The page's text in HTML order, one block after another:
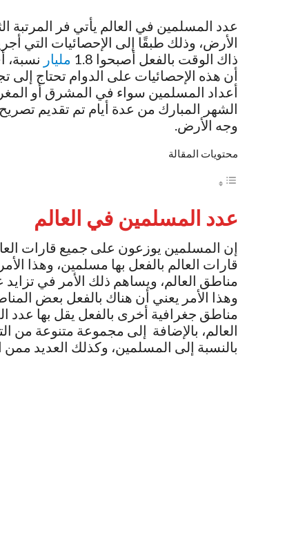
عدد المسلمين في العالم يأتي فر المرتبة
ذاك الوقت بالفعل أصبحوا 1.8
مليار
أن هذه الإحصائيات على الدوام تحتاج إلى
أعداد المسلمين سواء في المشرق أو
وجه الأرض.
محتويات المقالة
عدد المسلمين في العالم
إن المسلمين يوزعون على جميع قارات
قارات العالم بالفعل بها مسلمين، وهذا
مناطق العالم، ويساهم ذلك الأمر في
وهذا الأمر يعني أن هناك بالفعل بعض
مناطق جغرافية أخرى بالفعل يقل بها
العالم، بالإضافة إلى مجموعة متنوعة من
بالنسبة إلى المسلمين، وكذلك العديد ممن